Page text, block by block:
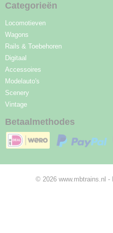
Categorieën
Locomotieven
Wagons
Rails & Toebehoren
Digitaal
Accessoires
Modelauto's
Scenery
Vintage
Betaalmethodes
© 2026 www.mbtrains.nl -